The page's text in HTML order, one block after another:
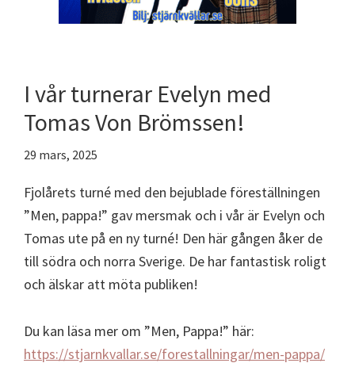
I vår turnerar Evelyn med
Tomas Von Brömssen!
29 mars, 2025
Fjolårets turné med den bejublade föreställningen
”Men, pappa!” gav mersmak och i vår är Evelyn och
Tomas ute på en ny turné! Den här gången åker de
till södra och norra Sverige. De har fantastisk roligt
och älskar att möta publiken!
Du kan läsa mer om ”Men, Pappa!” här:
https://stjarnkvallar.se/forestallningar/men-pappa/